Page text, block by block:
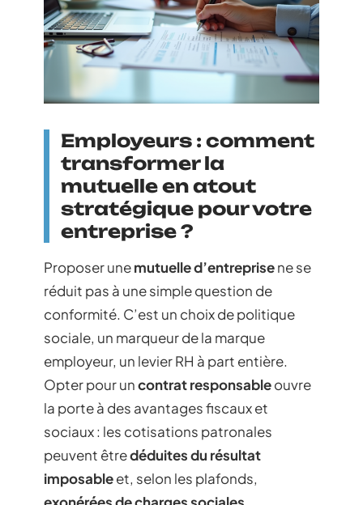
Employeurs : comment
transformer la
mutuelle en atout
stratégique pour votre
entreprise ?
Proposer unemutuelle d’entreprisene se
réduit pas à une simple question de
conformité. C’est un choix de politique
sociale, un marqueur de la marque
employeur, un levier RH à part entière.
Opter pour uncontrat responsableouvre
la porte à des avantages fiscaux et
sociaux : les cotisations patronales
peuvent êtredéduites du résultat
imposableet, selon les plafonds,